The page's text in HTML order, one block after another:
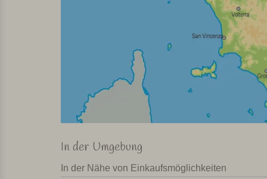
In der Umgebung
In der Nähe von Einkaufsmöglichkeiten